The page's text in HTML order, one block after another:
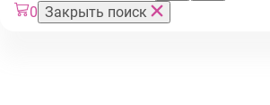
0 Закрыть поиск